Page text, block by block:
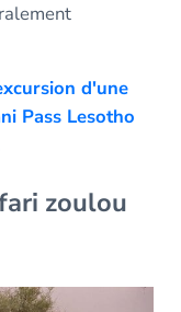
d'une
Pass Lesotho
zoulou